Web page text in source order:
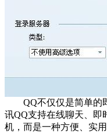
QQ不仅仅是简单的即
讯QQ支持在线聊天、即
机，而是一种方便、实